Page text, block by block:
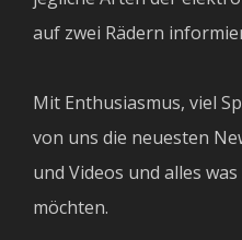
auf zwei Rädern
Mit Enthusiasmus, viel
von uns die neuesten
und Videos und alles
möchten.